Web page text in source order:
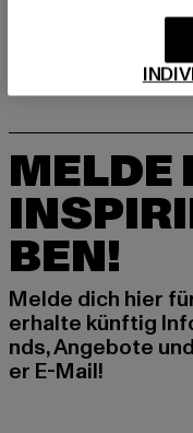
MELDE
BEN!
Melde dich hier
erhalte künftig
nds, Angebote
er E-Mail!